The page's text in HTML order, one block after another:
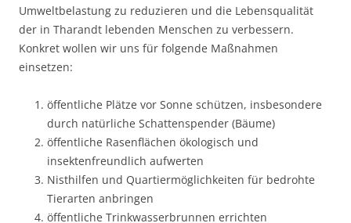
Umweltbelastung zu reduzieren und die Lebensqualität
der in Tharandt lebenden Menschen zu verbessern.
Konkret wollen wir uns für folgende Maßnahmen
einsetzen:
öffentliche Plätze vor Sonne schützen, insbesondere
durch natürliche Schattenspender (Bäume)
öffentliche Rasenflächen ökologisch und
insektenfreundlich aufwerten
Nisthilfen und Quartiermöglichkeiten für bedrohte
Tierarten anbringen
öffentliche Trinkwasserbrunnen errichten